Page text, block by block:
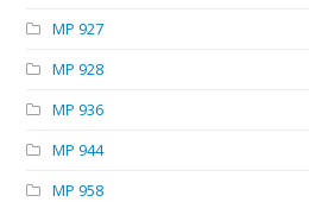
MP 927
MP 928
MP 936
MP 944
MP 958